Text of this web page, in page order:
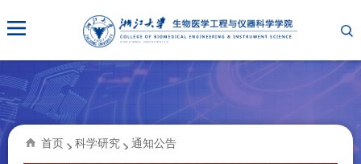
首页 科学研究 通知公告